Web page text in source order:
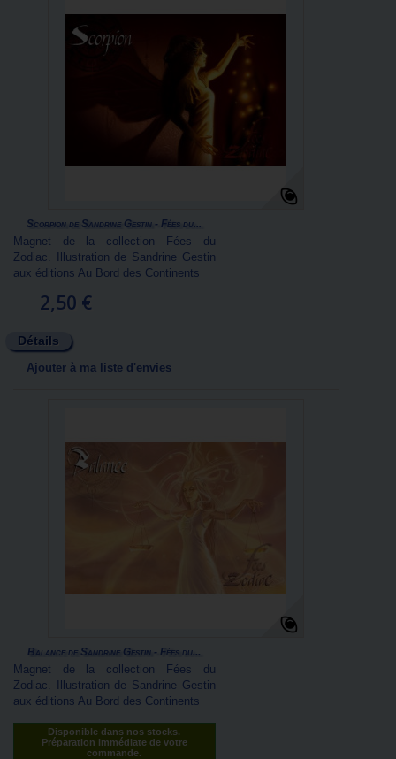
Scorpion de Sandrine Gestin - Fées du...
Magnet de la collection Fées du
Zodiac. Illustration de Sandrine Gestin
aux éditions Au Bord des Continents
2,50 €
Détails
Ajouter à ma liste d'envies
Balance de Sandrine Gestin - Fées du...
Magnet de la collection Fées du
Zodiac. Illustration de Sandrine Gestin
aux éditions Au Bord des Continents
Disponible dans nos stocks.
Préparation immédiate de votre
commande.